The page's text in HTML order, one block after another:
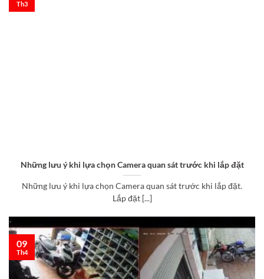
Những lưu ý khi lựa chọn Camera quan sát trước khi lắp đặt
Những lưu ý khi lựa chọn Camera quan sát trước khi lắp đặt.
Lắp đặt [...]
Th3
09
Th4